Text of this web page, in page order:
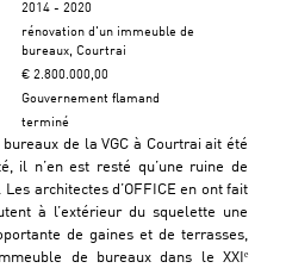
2014 - 2020
rénovation d'un immeuble de
bureaux, Courtrai
€ 2.800.000,00
Gouvernement flamand
terminé
de la VGC à Courtrai ait été
il n’en est resté qu’une ruine de
architectes d’OFFICE en ont fait
à l’extérieur du squelette une
de gaines et de terrasses,
de bureaux dans le XXIᵉ